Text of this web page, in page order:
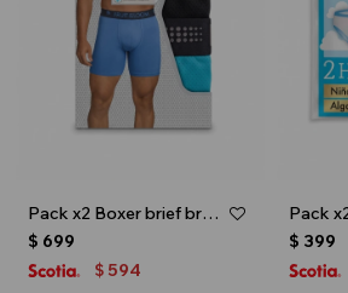
Pack x2 Boxer brief breathable 2.0 - caballero - Multicolor
$ 699
$ 594
$ 399